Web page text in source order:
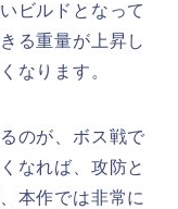
ビルドとなって
る重量が上昇し
なります。
のが、ボス戦で
なれば、攻防と
本作では非常に